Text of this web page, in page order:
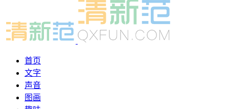
首页
文字
声音
图画